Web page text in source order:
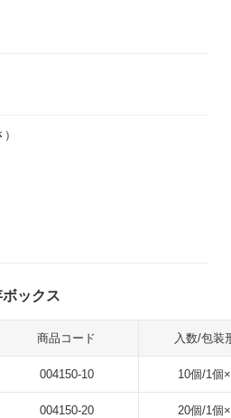
All Rights Reserved.
ックス
商品コード 入数/包装
004150-10 10個/1個
004150-20 20個/1個